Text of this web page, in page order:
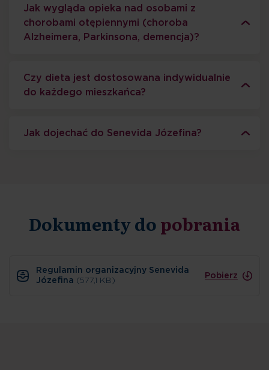
Jak wygląda opieka nad osobami z
chorobami otępiennymi (choroba
Alzheimera, Parkinsona, demencja)?
Czy dieta jest dostosowana indywidualnie
do każdego mieszkańca?
Jak dojechać do Senevida Józefina?
Dokumenty dopobrania
Regulamin organizacyjny Senevida
Józefina (577,1 KB)
Pobierz